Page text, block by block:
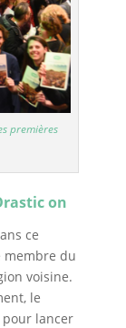
premières
on
ce
du
voisine.
le
lancer